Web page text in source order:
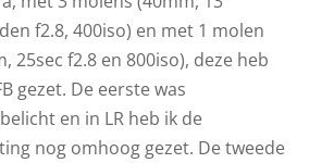
f2.8, 400iso) en met 1 molen
25sec f2.8 en 800iso), deze heb
gezet. De eerste was
en in LR heb ik de
nog omhoog gezet. De tweede